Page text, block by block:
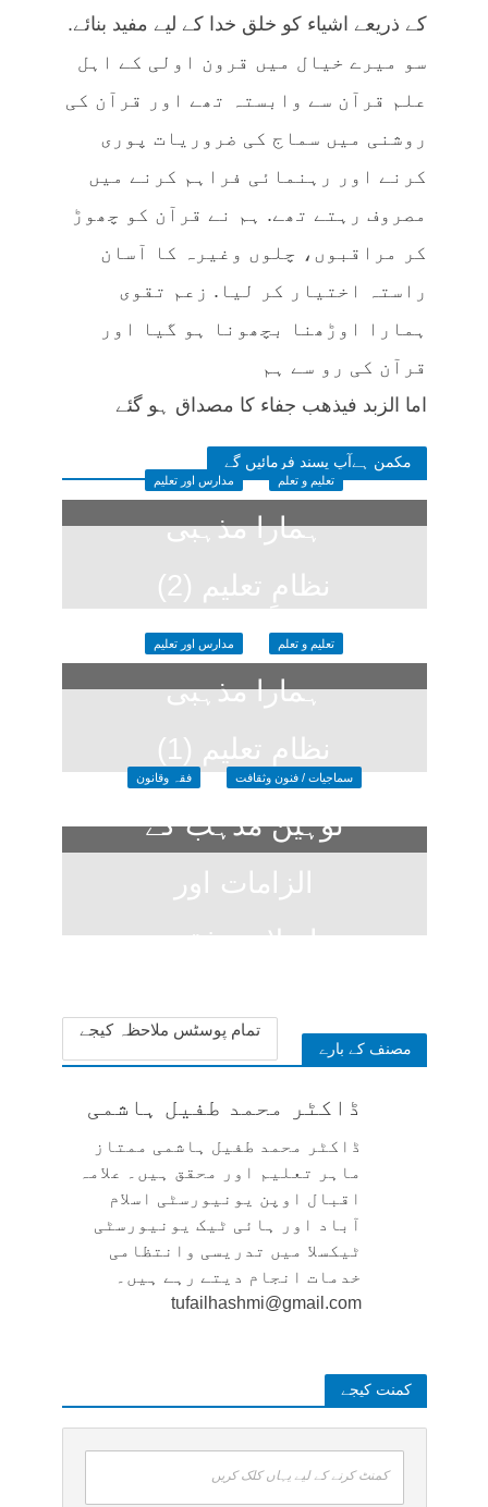
کے ذریعے اشیاء کو خلق خدا کے لیے مفید بنائے.
سو میرے خیال میں قرون اولی کے اہل
علم قرآن سے وابستہ تھے اور قرآن کی
روشنی میں سماج کی ضروریات پوری
کرنے اور رہنمائی فراہم کرنے میں
مصروف رہتے تھے. ہم نے قرآن کو چھوڑ
کر مراقبوں، چلوں وغیرہ کا آسان
راستہ اختیار کر لیا. زعم تقوی
ہمارا اوڑھنا بچھونا ہو گیا اور
قرآن کی رو سے ہم
اما الزبد فیذھب جفاء کا مصداق ہو گئے
مکمن ہےآپ پسند فرمائیں گے
تعلیم و تعلم مدارس اور تعلیم
ہمارا مذہبی
نظامِ تعلیم (2)
تعلیم و تعلم مدارس اور تعلیم
ہمارا مذہبی
نظام تعلیم (1)
2 months ago
سماجیات / فنون وثقافت فقہ وقانون
توہین مذہب کے
الزامات اور
اسلامی فقہ
مصنف کے بارے
تمام پوسٹس ملاحظہ کیجے
ڈاکٹر محمد طفیل ہاشمی
ڈاکٹر محمد طفیل ہاشمی ممتاز
ماہر تعلیم اور محقق ہیں۔ علامہ
اقبال اوپن یونیورسٹی اسلام
آباد اور ہائی ٹیک یونیورسٹی
ٹیکسلا میں تدریسی وانتظامی
خدمات انجام دیتے رہے ہیں۔
tufailhashmi@gmail.com
کمنت کیجے
کمنٹ کرنے کے لیے یہاں کلک کریں